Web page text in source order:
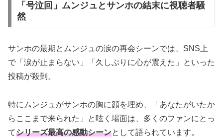
「号泣回」ムンジュとサンホの結末に視聴者騒
然
サンホの最期とムンジュの涙の再会シーンでは、SNS上
で「涙が止まらない」「久しぶりに心が震えた」といった
投稿が殺到。
特にムンジュがサンホの胸に顔を埋め、「あなたがいたか
らここまで来られた」と呟く場面は、多くのファンにとっ
てシリーズ最高の感動シーンとして語られています。